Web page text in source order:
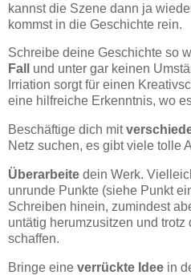
kannst die Szene dann ja
kommst in die Geschichte rein.
Schreibe deine Geschichte so
Fall
und unter gar keinen
Irriation sorgt für einen
eine hilfreiche Erkenntnis, wo
Beschäftige dich mit
Netz suchen, es gibt viele tolle
Überarbeite dein Werk.
unrunde Punkte (siehe Punkt
Schreiben hinein, zumindest
untätig herumzusitzen und
schaffen.
Bringe eine verrückte Idee in